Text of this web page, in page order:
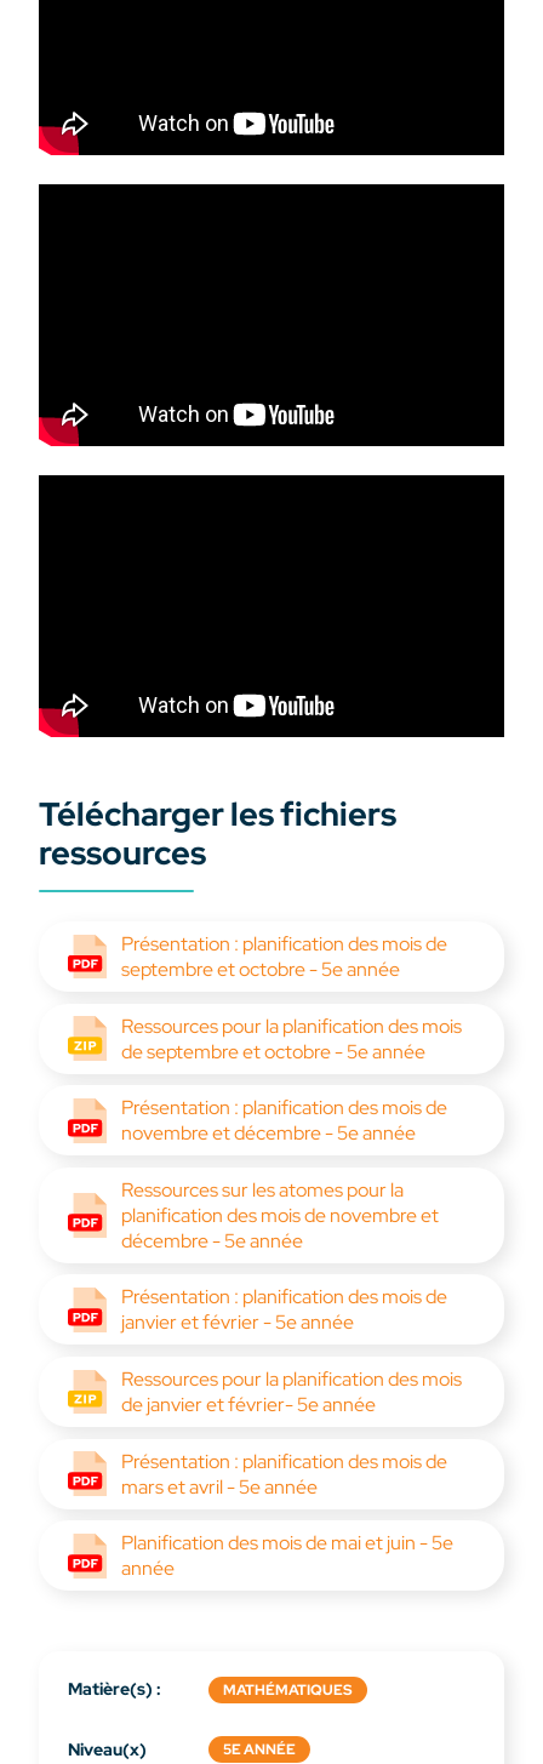
Télécharger les fichiers
ressources
Présentation : planification des mois de
septembre et octobre - 5e année
Ressources pour la planification des mois
de septembre et octobre - 5e année
Présentation : planification des mois de
novembre et décembre - 5e année
Ressources sur les atomes pour la
planification des mois de novembre et
décembre - 5e année
Présentation : planification des mois de
janvier et février - 5e année
Ressources pour la planification des mois
de janvier et février- 5e année
Présentation : planification des mois de
mars et avril - 5e année
Planification des mois de mai et juin - 5e
année
Matière(s) : MATHÉMATIQUES
Niveau(x)
5E ANNÉE